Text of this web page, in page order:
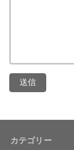
送信
カテゴリー